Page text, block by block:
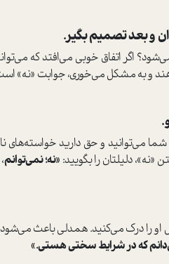
و بعد تصمیم بگیر.
اگر اتفاق خوبی می‌افتد که
و به مشکل می‌خوری، جوابت «نه»
می‌توانید و حق دارید خواسته‌های
«نه»، دلیلتان را بگویید: «نه؛ نمی‌توانم،
درک می‌کنید. همدلی باعث می‌شود
که در شرایط سختی هستی.»